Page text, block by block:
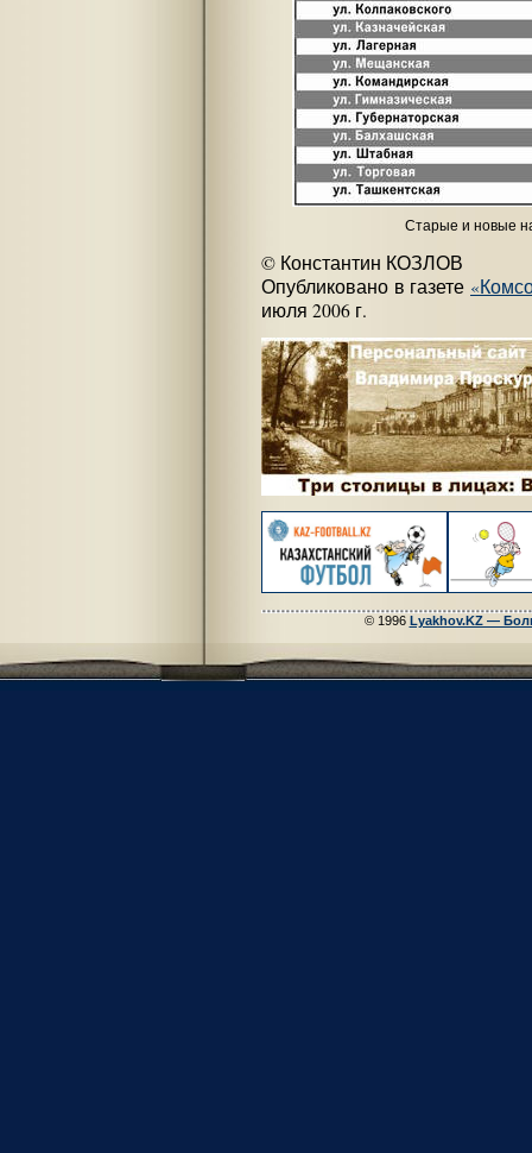
Старые и новые
© Константин КОЗЛОВ
Опубликовано в газете
июля 2006 г.
© 1996 Lyakhov.KZ —